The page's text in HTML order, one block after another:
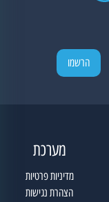
מערכת
מדיניות פרטיות
הצהרת נגישות